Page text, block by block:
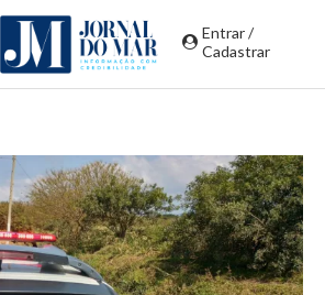
Entrar /
Cadastrar